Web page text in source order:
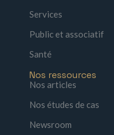
Services
Public et associatif
Santé
Nos ressources
Nos articles
Nos études de cas
Newsroom